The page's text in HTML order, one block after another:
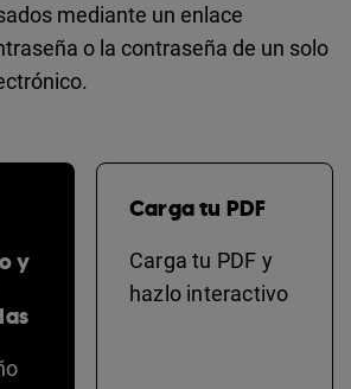
​​mediante un enlace
o la contraseña de un solo
y
Carga tu PDF
Carga tu PDF y
hazlo interactivo